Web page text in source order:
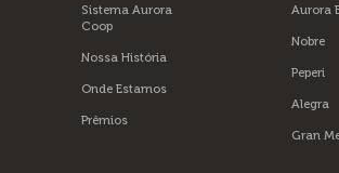
Sistema Aurora
Coop
Nossa História
Onde Estamos
Prêmios
Aurora
Nobre
Peperi
Alegra
Gran